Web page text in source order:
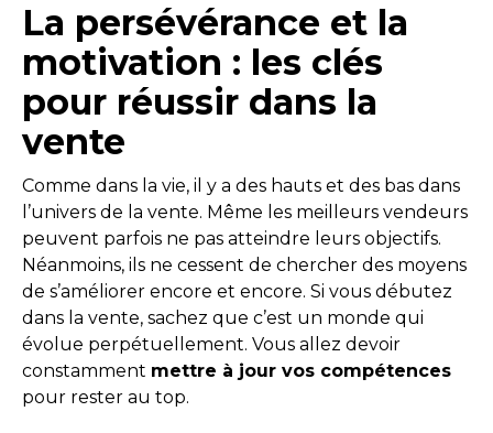
La persévérance et la
motivation : les clés
pour réussir dans la
vente
Comme dans la vie, il y a des hauts et des bas dans
l’univers de la vente. Même les meilleurs vendeurs
peuvent parfois ne pas atteindre leurs objectifs.
Néanmoins, ils ne cessent de chercher des moyens
de s’améliorer encore et encore. Si vous débutez
dans la vente, sachez que c’est un monde qui
évolue perpétuellement. Vous allez devoir
constamment mettre à jour vos compétences
pour rester au top.